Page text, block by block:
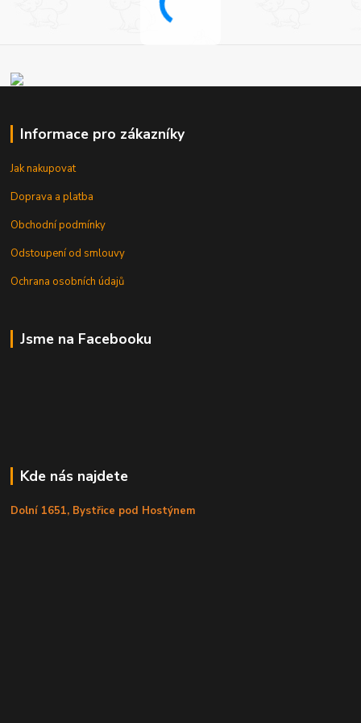
Informace pro zákazníky
Jak nakupovat
Doprava a platba
Obchodní podmínky
Odstoupení od smlouvy
Ochrana osobních údajů
Jsme na Facebooku
Kde nás najdete
Dolní 1651, Bystřice pod Hostýnem